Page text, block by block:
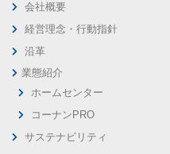
会社概要
経営理念・行動指針
沿革
業態紹介
ホームセンター
コーナンPRO
サステナビリティ